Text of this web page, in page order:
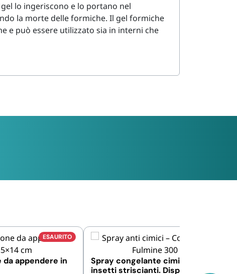
lo ingeriscono e lo portano nel
la morte delle formiche. Il gel formiche
e può essere utilizzato sia in interni che
ESAURITO
da appendere in
Spray congelante cimici ed altri
insetti striscianti. Disponibili 1, 3 e